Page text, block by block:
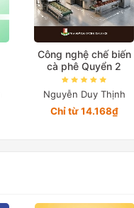
Công nghệ chế biến
cà phê Quyển 2
Nguyễn Duy Thịnh
Chỉ từ 14.168₫